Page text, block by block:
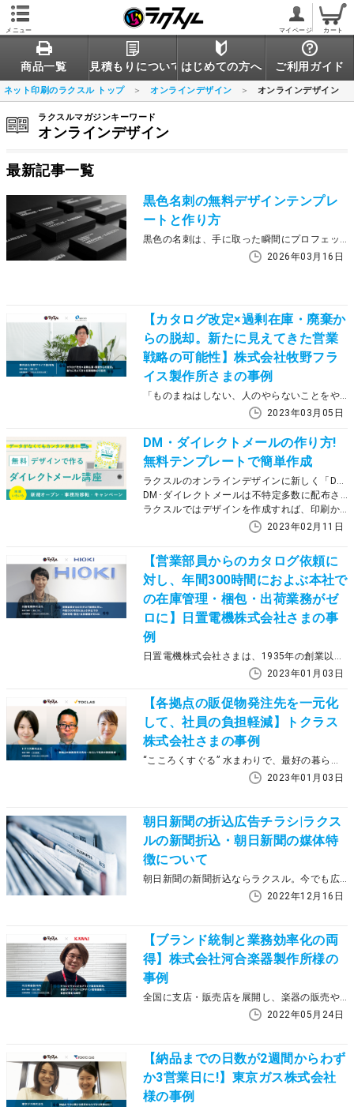
メニュー マイページ カート
商品一覧 見積もりについてはじめての方へ ご利用ガイド
ネット印刷のラクスル トップ オンラインデザイン オンラインデザイン
ラクスルマガジンキーワード
オンラインデザイン
最新記事一覧
黒色名刺の無料デザインテンプレ
ートと作り方
黒色の名刺は、手に取った瞬間にプロフェッショナル洗練重厚感といった強い印象を与えることができます。しかし、いざ自分でデザインしようとすると、文字の読みやすさや色のバランスが難しく、ハードルが高いと感じる方も多いのではないでしょうか。 この記事では、ラクスルの豊富なテンプレートの中から、特に評価の高い黒色ベースのデザインを厳選してご紹介します。テンプレートを活用すれば、配置や配色に悩むことなく、誰でも簡単におしゃれな黒名刺を作成可能です。あなたのビジネスを一段上のステージへ導く、理想の1枚を見つけてください。
2026年03月16日
【カタログ改定×過剰在庫・廃棄か
らの脱却。新たに見えてきた営業
戦略の可能性】株式会社牧野フラ
イス製作所さまの事例
「ものまねはしない、人のやらないことをやる」というパイオニア精神を胸に、高精度な工作機械を世に送り出している株式会社牧野フライス製作所さま。取扱機器の多さから常時100種類以上ものカタログを保有しており、その在庫管理や旧式カタログの処分などに課題を感じていたそうです。それらの解決を図るべく導入したのが、ラクスル エンタープライズの機能『専用注文サイト』。導入の詳しい背景や現在の活用方法などについて、牧野フライス製作所 営業本部インサイド営業部プロモーション課プロモーションチーム リーダーの宍戸 陽介さまにお話を伺いました。
2023年03月05日
DM・ダイレクトメールの作り方!
無料テンプレートで簡単作成
ラクスルのオンラインデザインに新しく「DM･ダイレクトメール」が追加されました！
DM･ダイレクトメールは不特定多数に配布されるチラシとは異なり、お客様と個別に直接的なコミュニケーションをとることができる販促ツールです。
ラクスルではデザインを作成すれば、印刷からお客様への発送までワンストップ！難しく思われがちなDM･ダイレクトメールを誰でも簡単に作る方法を、３ステップでご紹介します。
2023年02月11日
【営業部員からのカタログ依頼に
対し、年間300時間におよぶ本社で
の在庫管理・梱包・出荷業務がゼ
ロに】日置電機株式会社さまの事
例
日置電機株式会社さまは、1935年の創業以来、電気計測器の開発、生産、販売・サービスを手がけ、電気計測ソリューションでお客様と社会の発展に貢献し続けています。ラクスル エンタープライズを活用し始めたきっかけは、営業部員が商談で使う製品カタログを本社が制作するだけでなく、印刷発注をして倉庫へ保管したり、個別の依頼に応じて各営業所へ出荷したりする作業負担が大きく、本来注力すべき業務へ十分な時間が割けないことにありました。今回は、ラクスルエンタープライズの導入を推進した同社のカスタマーマーケティング部プロモーションデザイン課の依田様に、導入の経緯やプロセス、導入後の変化について話を伺いました。
2023年01月03日
【各拠点の販促物発注先を一元化
して、社員の負担軽減】トクラス
株式会社さまの事例
“こころくすぐる” 水まわりで、最好の暮らしをかなえる。をビジョンに掲げ、水まわりを中心にトータルな住空間を提供しているトクラス株式会社さま。ラクスル エンタープライズを活用し始めたきっかけは「販促物制作の際の請求元を一元化したい」というものでした。今回は、まだラクスル導入開始から間もないトクラス株式会社さまに、同社のサポートを担当しているラクスルの中村が導入後の変化などを聞かせてもらいました。
2023年01月03日
朝日新聞の折込広告チラシ|ラクス
ルの新聞折込・朝日新聞の媒体特
徴について
朝日新聞の新聞折込ならラクスル。今でも広告媒体として使われている新聞折込ですが、地域や新聞媒体によって特徴が異なります。この記事では朝日新聞の特徴とラクスルの新聞折込サービスについて説明していきます。
2022年12月16日
【ブランド統制と業務効率化の両
得】株式会社河合楽器製作所様の
事例
全国に支店・販売店を展開し、楽器の販売や音楽教室を運営されている株式会社河合楽器製作所さま。70箇所ある各拠点がそれぞれチラシを制作しており、全社的な制作コストがわかりにくく、またデザインも統一されていない状況にありました。その課題解決を図るべく、ラクスルの「承認ワークフロー」と「デザイン管理機能」を導入した同社に、導入前後の変化や活用法などについてお話を伺いました。
2022年05月24日
【納品までの日数が2週間からわず
か3営業日に!】東京ガス株式会社
様の事例